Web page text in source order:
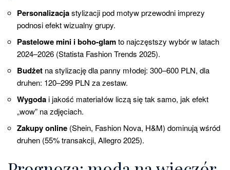
Personalizacjastylizacji pod motyw przewodni imprezy
podnosi efekt wizualny grupy.
Pastelowe mini i boho-glamto najczęstszy wybór w latach
2024–2026 (Statista Fashion Trends 2025).
Budżet na stylizację dla panny młodej: 300–600 PLN, dla
druhen: 120–299 PLN za zestaw.
Wygodai jakość materiałów liczą się tak samo, jak efekt
„wow” na zdjęciach.
Zakupy online (Shein, Fashion Nova, H&M) dominują wśród
druhen (55% transakcji, Allegro 2025).